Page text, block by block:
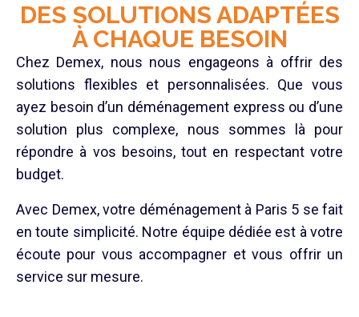
DES SOLUTIONS ADAPTÉES
À CHAQUE BESOIN
Chez Demex, nous nous engageons à offrir des
solutions flexibles et personnalisées. Que vous
ayez besoin d’un déménagement express ou d’une
solution plus complexe, nous sommes là pour
répondre à vos besoins, tout en respectant votre
budget.
Avec Demex, votre déménagement à Paris 5 se fait
en toute simplicité. Notre équipe dédiée est à votre
écoute pour vous accompagner et vous offrir un
service sur mesure.